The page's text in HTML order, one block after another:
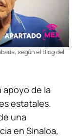
según el Blog del
de la
estatales.
una
en Sinaloa,